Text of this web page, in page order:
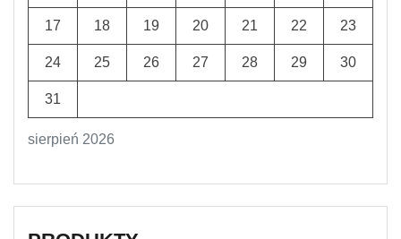
sierpień 2026
17 18 19 20 21 22 23
24 25 26 27 28 29 30
31